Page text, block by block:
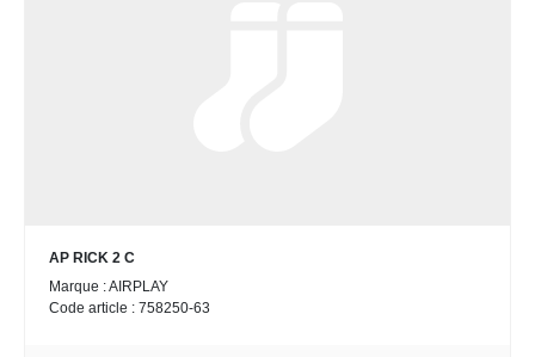
AP RICK 2 C
Marque : AIRPLAY
Code article : 758250-63